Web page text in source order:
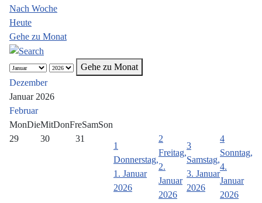
Nach Woche
Heute
Gehe zu Monat
Gehe zu Monat
Dezember
Januar 2026
Februar
MonDieMitDonFreSamSon
29
30 31
1
Donnerstag,
1. Januar
2026
2
Freitag,
2.
Januar
2026
3
Samstag,
3. Januar
2026
4
Sonntag,
4.
Januar
2026